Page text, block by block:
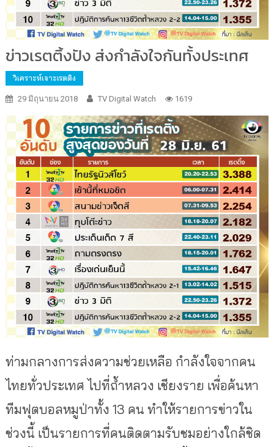
ข่าวเรตติ้งปัง ส่งกำลังใจกันทั้งประเทศ
วิเคราะห์เจาะเรตติง
29 มิถุนายน 2018 TV Digital Watch 1619
ท่ามกลางการส่งความช่วยเหลือ กำลังใจจากคน
ไทยทั่วประเทศ ไปที่ถ้ำหลวง เชียงราย เพื่อค้นหา
ทีมฟุตบอลหมูป่าทั้ง 13 คน ทำให้รายการข่าวใน
ช่วงนี้ เป็นรายการที่คนติดตามรับชมอย่างใกล้ชิด